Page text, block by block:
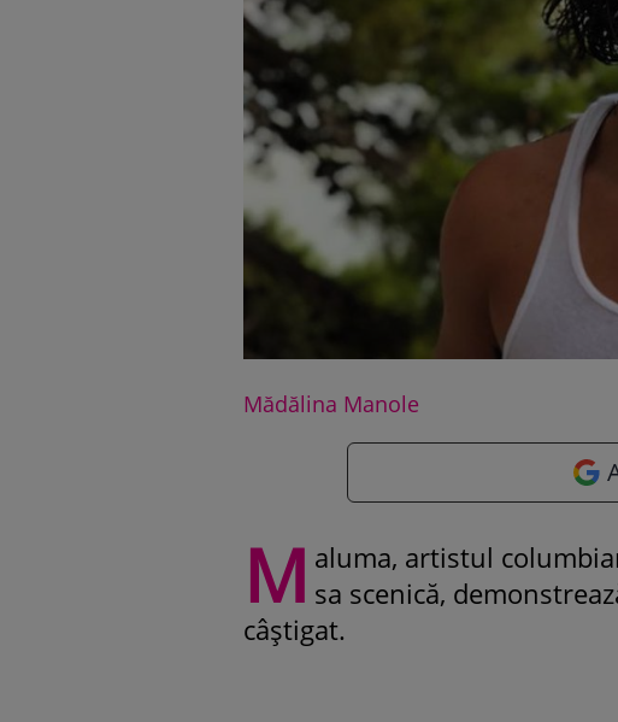
Mădălina Manole
M aluma, artistul
sa scenică,
câștigat.